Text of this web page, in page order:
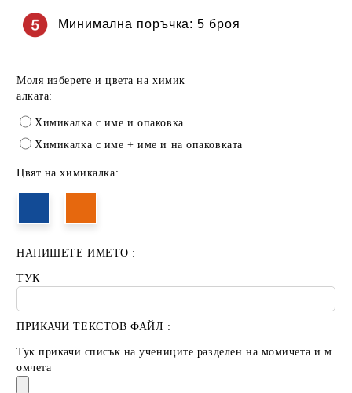
Минимална поръчка: 5 броя
Моля изберете и цвета на химик
алката:
Химикалка с име и опаковка
Химикалка с име + име и на опаковката
Цвят на химикалка:
НАПИШЕТЕ ИМЕТО :
ТУК
ПРИКАЧИ ТЕКСТОВ ФАЙЛ :
Тук прикачи списък на учениците разделен на момичета и м
омчета